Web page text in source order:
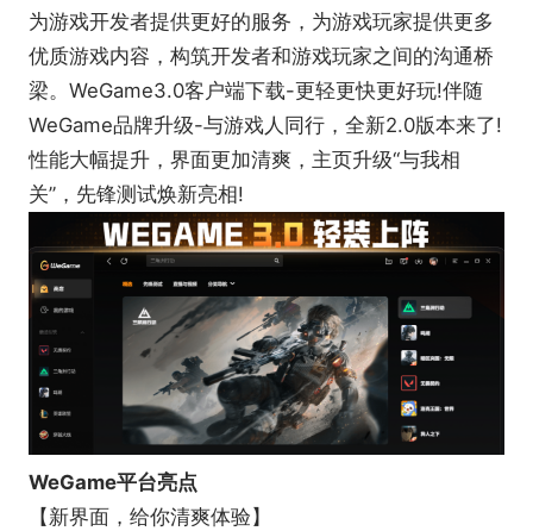
为游戏开发者提供更好的服务，为游戏玩家提供更多
优质游戏内容，构筑开发者和游戏玩家之间的沟通桥
梁。WeGame3.0客户端下载-更轻更快更好玩!伴随
WeGame品牌升级-与游戏人同行，全新2.0版本来了!
性能大幅提升，界面更加清爽，主页升级“与我相
关”，先锋测试焕新亮相!
WeGame平台亮点
【新界面，给你清爽体验】